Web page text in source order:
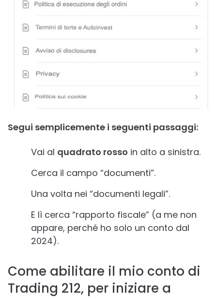
Segui semplicemente i seguenti passaggi:
Vai al quadrato rosso in alto a sinistra.
Cerca il campo “documenti”.
Una volta nei “documenti legali”.
E lì cerca “rapporto fiscale” (a me non
appare, perché ho solo un conto dal
2024).
Come abilitare il mio conto di
Trading 212, per iniziare a